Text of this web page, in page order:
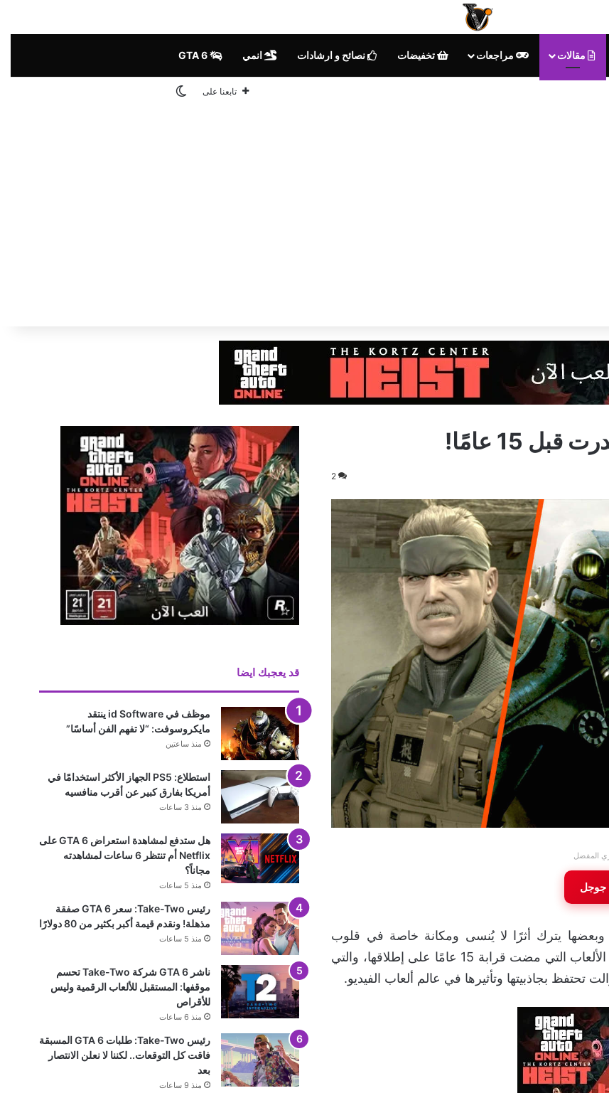
مقالات مراجعات تخفيضات نصائح و ارشادات انمي
تابعنا على الوضع المظلم
15 عامًا!
2
المفضل
جوجل
وبعضها يترك أثرًا لا يُنسى ومكانة خاصة في قلوب
اللاعبين على مر الزمن. فيما يلي، سنستعرض مجموعة من الألعاب التي مضت قرابة 15 عامًا على إطلاقها، والتي
بجاذبيتها وتأثيرها في عالم ألعاب الفيديو.
قد يعجبك ايضا
موظف في id Software ينتقد
مايكروسوفت: “لا تفهم الفن أساسًا”
منذ ساعتين
استطلاع: PS5 الجهاز الأكثر استخدامًا في
أمريكا بفارق كبير عن أقرب منافسيه
منذ 3 ساعات
هل ستدفع لمشاهدة استعراض GTA 6 على
Netflix أم تنتظر 6 ساعات لمشاهدته
مجاناً؟
منذ 5 ساعات
رئيس Take-Two: سعر GTA 6 صفقة
مذهلة! ونقدم قيمة أكبر بكثير من 80 دولارًا
منذ 5 ساعات
ناشر GTA 6 شركة Take-Two تحسم
موقفها: المستقبل للألعاب الرقمية وليس
للأقراص
منذ 6 ساعات
رئيس Take-Two: طلبات GTA 6 المسبقة
فاقت كل التوقعات.. لكننا لا نعلن الانتصار
بعد
منذ 9 ساعات